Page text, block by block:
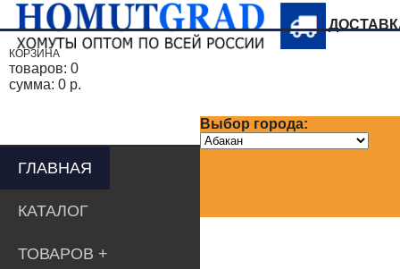
Выбор города:
КОРЗИНА
товаров: 0
сумма: 0 р.
ГЛАВНАЯ
КАТАЛОГ
ТОВАРОВ